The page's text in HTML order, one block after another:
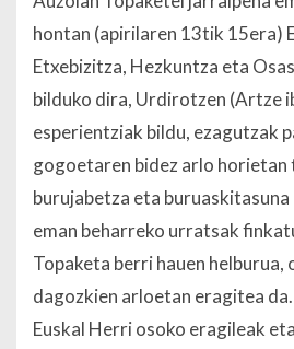
hontan (apirilaren 13tik 15era)
Etxebizitza, Hezkuntza eta
bilduko dira, Urdirotzen (Artze
esperientziak bildu, ezagutzak
gogoetaren bidez arlo
burujabetza eta
eman beharreko urratsak
Topaketa berri hauen
dagozkien arloetan eragitea
Euskal Herri osoko eragileak